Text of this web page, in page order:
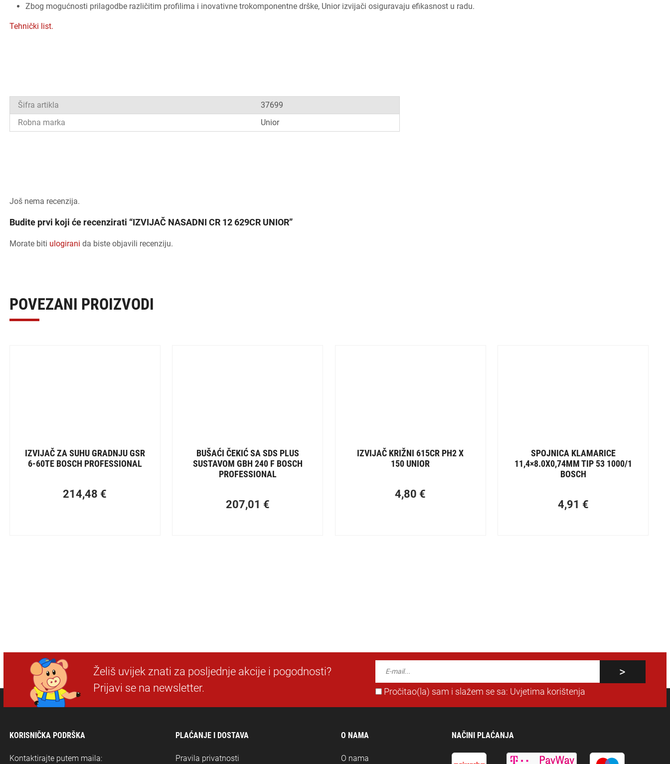
Zbog mogućnosti prilagodbe različitim profilima i inovativne trokomponentne drške, Unior izvijači osiguravaju efikasnost u radu.
Tehnički list.
Šifra artikla
37699
Robna marka
Unior
Još nema recenzija.
Budite prvi koji će recenzirati “IZVIJAČ NASADNI CR 12 629CR UNIOR”
Morate biti ulogirani da biste objavili recenziju.
POVEZANI PROIZVODI
IZVIJAČ ZA SUHU GRADNJU GSR
6-60TE BOSCH PROFESSIONAL
214,48 €
BUŠAĆI ČEKIĆ SA SDS PLUS
SUSTAVOM GBH 240 F BOSCH
PROFESSIONAL
207,01 €
IZVIJAČ KRIŽNI 615CR PH2 X
150 UNIOR
4,80 €
SPOJNICA KLAMARICE
11,4×8.0X0,74MM TIP 53 1000/1
BOSCH
4,91 €
Želiš uvijek znati za posljednje akcije i pogodnosti?
Prijavi se na newsletter.
Pročitao(la) sam i slažem se sa: Uvjetima korištenja
KORISNIČKA PODRŠKA
Kontaktirajte putem maila:
PLAĆANJE I DOSTAVA
Pravila privatnosti
O NAMA
O nama
NAČINI PLAĆANJA